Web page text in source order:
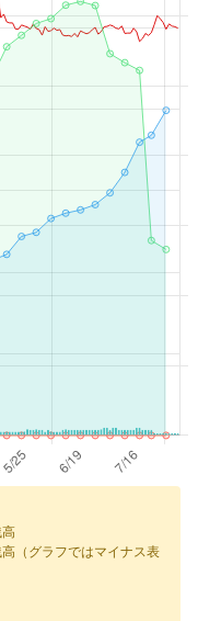
高
（グラフではマイナス表